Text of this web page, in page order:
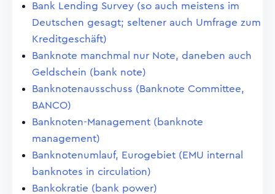
Bank Lending Survey (so auch meistens im
Deutschen gesagt; seltener auch Umfrage zum
Kreditgeschäft)
Banknote manchmal nur Note, daneben auch
Geldschein (bank note)
Banknotenausschuss (Banknote Committee,
BANCO)
Banknoten-Management (banknote
management)
Banknotenumlauf, Eurogebiet (EMU internal
banknotes in circulation)
Bankokratie (bank power)